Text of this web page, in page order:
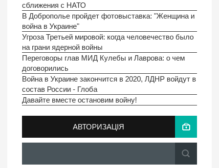
сближения с НАТО
В Доброполье пройдет фотовыставка: "Женщина и
война в Украине"
Угроза Третьей мировой: когда человечество было
на грани ядерной войны
Переговоры глав МИД Кулебы и Лаврова: о чем
договорились
Война в Украине закончится в 2020, ЛДНР войдут в
состав России - Глоба
Давайте вместе остановим войну!
АВТОРИЗАЦІЯ